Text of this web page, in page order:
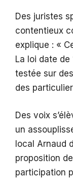
Des juristes
contentieux
explique : «
La loi date de
testée sur
des
Des voix
un
local Arnaud
proposition
participation